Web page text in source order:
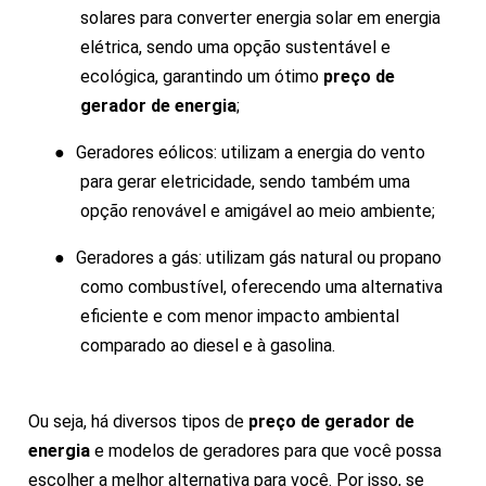
solares para converter energia solar em energia
elétrica, sendo uma opção sustentável e
ecológica, garantindo um ótimo preço de
gerador de energia;
● Geradores eólicos: utilizam a energia do vento
para gerar eletricidade, sendo também uma
opção renovável e amigável ao meio ambiente;
● Geradores a gás: utilizam gás natural ou propano
como combustível, oferecendo uma alternativa
eficiente e com menor impacto ambiental
comparado ao diesel e à gasolina.
Ou seja, há diversos tipos de preço de gerador de
energia e modelos de geradores para que você possa
escolher a melhor alternativa para você. Por isso, se